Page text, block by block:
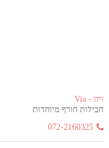
ויה - Via
חבילות חורף מיוחדות
072-2160325